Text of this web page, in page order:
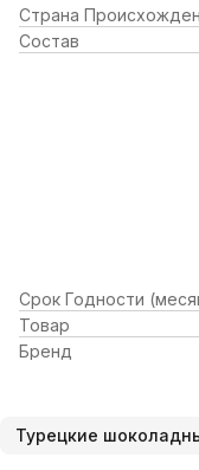
Страна
Состав
Срок Годности
Товар
Бренд
Турецкие